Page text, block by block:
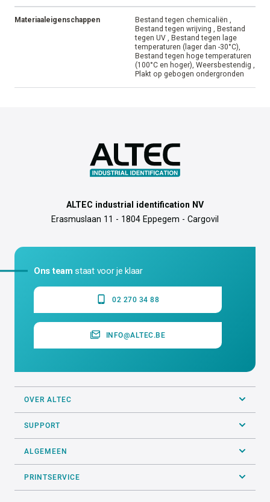
Materiaaleigenschappen
Bestand tegen chemicaliën ,
Bestand tegen wrijving , Bestand
tegen UV , Bestand tegen lage
temperaturen (lager dan -30°C),
Bestand tegen hoge temperaturen
(100°C en hoger), Weersbestendig ,
Plakt op gebogen ondergronden
ALTEC industrial identification NV
Erasmuslaan 11 - 1804 Eppegem - Cargovil
Ons team staat voor je klaar
02 270 34 88
INFO@ALTEC.BE
OVER ALTEC
SUPPORT
ALGEMEEN
PRINTSERVICE